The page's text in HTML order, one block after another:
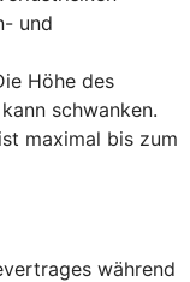
und
Höhe des
schwanken.
maximal bis zum
während